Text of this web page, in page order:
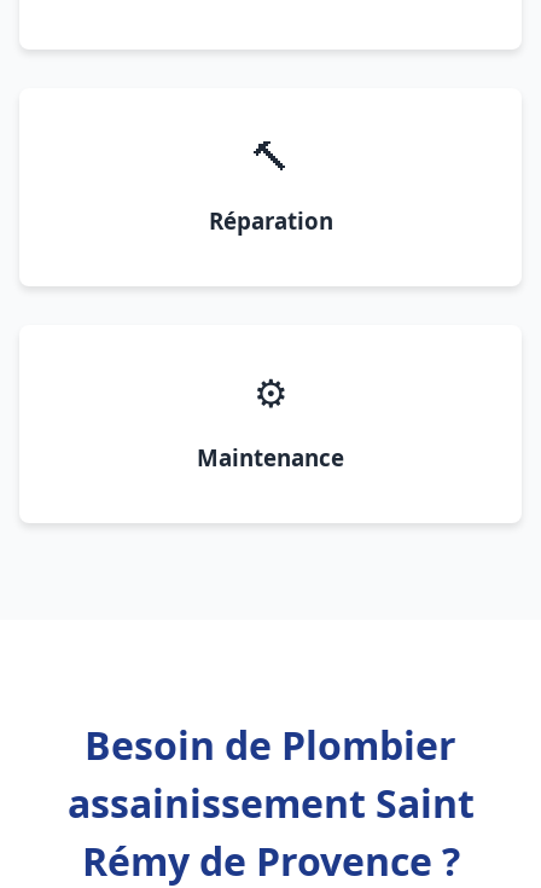
🔨
Réparation
⚙️
Maintenance
Besoin de Plombier
assainissement Saint
Rémy de Provence ?